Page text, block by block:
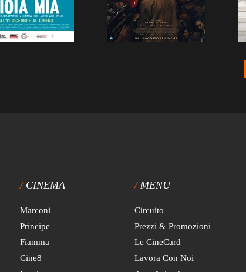
CINEMA
Marconi
Principe
Fiamma
Cine8
MENU
Circuito
Prezzi & Promozioni
Le CineCard
Lavora Con Noi